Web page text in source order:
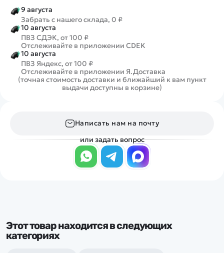
9 августа
Забрать с нашего склада, 0 ₽
10 августа
ПВЗ СДЭК, от 100 ₽
Отслеживайте в приложении CDEK
10 августа
ПВЗ Яндекс, от 100 ₽
Отслеживайте в приложении Я.Доставка
(точная стоимость доставки и ближайший к вам пункт
выдачи доступны в корзине)
Написать нам на почту
или задать вопрос
Этот товар находится в следующих
категориях